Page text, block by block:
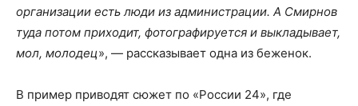
организации есть люди из администрации. А Смирнов
туда потом приходит, фотографируется и выкладывает,
мол, молодец», — рассказывает одна из беженок.
В пример приводят сюжет по «России 24», где